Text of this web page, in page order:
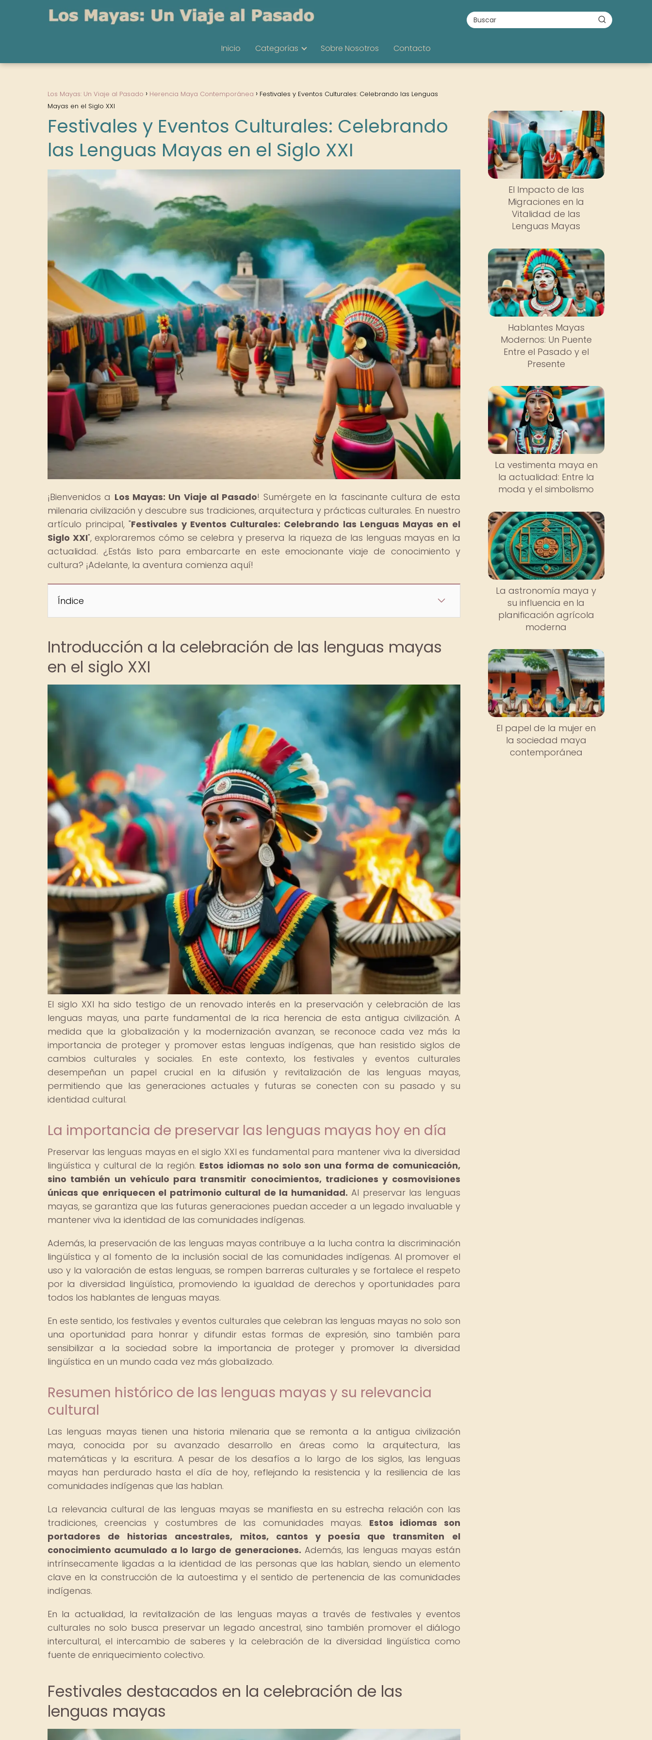
Inicio Categorías Sobre Nosotros Contacto
Los Mayas: Un Viaje al Pasado Herencia Maya Contemporánea
Festivales y Eventos Culturales: Celebrando las Lenguas
Mayas en el Siglo XXI
Festivales y Eventos Culturales: Celebrando
las Lenguas Mayas en el Siglo XXI
¡Bienvenidos a Los Mayas: Un Viaje al Pasado! Sumérgete en la fascinante cultura de esta
milenaria civilización y descubre sus tradiciones, arquitectura y prácticas culturales. En nuestro
artículo principal, "Festivales y Eventos Culturales: Celebrando las Lenguas Mayas en el
Siglo XXI", exploraremos cómo se celebra y preserva la riqueza de las lenguas mayas en la
actualidad. ¿Estás listo para embarcarte en este emocionante viaje de conocimiento y
cultura? ¡Adelante, la aventura comienza aquí!
Índice
Introducción a la celebración de las lenguas mayas
en el siglo XXI
El siglo XXI ha sido testigo de un renovado interés en la preservación y celebración de las
lenguas mayas, una parte fundamental de la rica herencia de esta antigua civilización. A
medida que la globalización y la modernización avanzan, se reconoce cada vez más la
importancia de proteger y promover estas lenguas indígenas, que han resistido siglos de
cambios culturales y sociales. En este contexto, los festivales y eventos culturales
desempeñan un papel crucial en la difusión y revitalización de las lenguas mayas,
permitiendo que las generaciones actuales y futuras se conecten con su pasado y su
identidad cultural.
La importancia de preservar las lenguas mayas hoy en día
Preservar las lenguas mayas en el siglo XXI es fundamental para mantener viva la diversidad
lingüística y cultural de la región. Estos idiomas no solo son una forma de comunicación,
sino también un vehículo para transmitir conocimientos, tradiciones y cosmovisiones
únicas que enriquecen el patrimonio cultural de la humanidad. Al preservar las lenguas
mayas, se garantiza que las futuras generaciones puedan acceder a un legado invaluable y
mantener viva la identidad de las comunidades indígenas.
Además, la preservación de las lenguas mayas contribuye a la lucha contra la discriminación
lingüística y al fomento de la inclusión social de las comunidades indígenas. Al promover el
uso y la valoración de estas lenguas, se rompen barreras culturales y se fortalece el respeto
por la diversidad lingüística, promoviendo la igualdad de derechos y oportunidades para
todos los hablantes de lenguas mayas.
En este sentido, los festivales y eventos culturales que celebran las lenguas mayas no solo son
una oportunidad para honrar y difundir estas formas de expresión, sino también para
sensibilizar a la sociedad sobre la importancia de proteger y promover la diversidad
lingüística en un mundo cada vez más globalizado.
Resumen histórico de las lenguas mayas y su relevancia
cultural
Las lenguas mayas tienen una historia milenaria que se remonta a la antigua civilización
maya, conocida por su avanzado desarrollo en áreas como la arquitectura, las
matemáticas y la escritura. A pesar de los desafíos a lo largo de los siglos, las lenguas
mayas han perdurado hasta el día de hoy, reflejando la resistencia y la resiliencia de las
comunidades indígenas que las hablan.
La relevancia cultural de las lenguas mayas se manifiesta en su estrecha relación con las
tradiciones, creencias y costumbres de las comunidades mayas. Estos idiomas son
portadores de historias ancestrales, mitos, cantos y poesía que transmiten el
conocimiento acumulado a lo largo de generaciones. Además, las lenguas mayas están
intrínsecamente ligadas a la identidad de las personas que las hablan, siendo un elemento
clave en la construcción de la autoestima y el sentido de pertenencia de las comunidades
indígenas.
En la actualidad, la revitalización de las lenguas mayas a través de festivales y eventos
culturales no solo busca preservar un legado ancestral, sino también promover el diálogo
intercultural, el intercambio de saberes y la celebración de la diversidad lingüística como
fuente de enriquecimiento colectivo.
Festivales destacados en la celebración de las
lenguas mayas
El Impacto de las
Migraciones en la
Vitalidad de las
Lenguas Mayas
Hablantes Mayas
Modernos: Un Puente
Entre el Pasado y el
Presente
La vestimenta maya en
la actualidad: Entre la
moda y el simbolismo
La astronomía maya y
su influencia en la
planificación agrícola
moderna
El papel de la mujer en
la sociedad maya
contemporánea